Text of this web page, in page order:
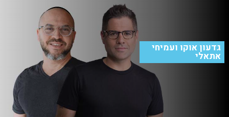
גדעון אוקו ועמיחי
אתאלי